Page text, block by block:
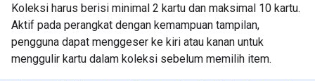
Koleksi harus berisi minimal 2 kartu dan maksimal 10 kartu.
Aktif pada perangkat dengan kemampuan tampilan,
pengguna dapat menggeser ke kiri atau kanan untuk
menggulir kartu dalam koleksi sebelum memilih item.